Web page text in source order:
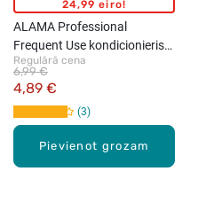
Pievienot grozam
24,99 eiro!
ALAMA Professional
Frequent Use kondicionieris
ikdienas lietošanai, 300ml
Regulārā cena
4,89 €
6,99 €
3